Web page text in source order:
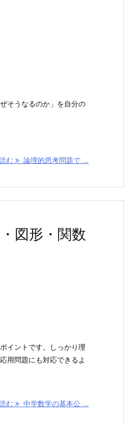
そうなるのか」を自分の
む 論理的思考問題で ...
図形・関数
イントです。しっかり理
用問題にも対応できるよ
む 中学数学の基本公 ...